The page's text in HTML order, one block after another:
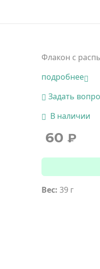
Флакон с
подробнее
Задать
В наличии
60 ₽
Вес:39 г